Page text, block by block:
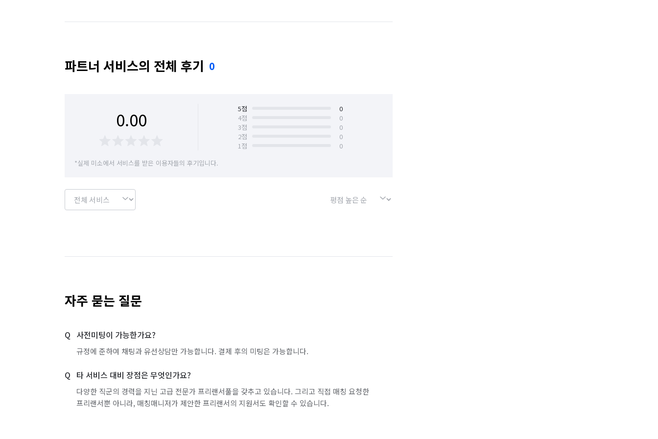
파트너 서비스의 전체 후기 0
0.00 5점
0
4점
0
3점
0
2점
0
1점
0
*실제 미소에서 서비스를 받은 이용자들의 후기입니다.
자주 묻는 질문
사전미팅이 가능한가요?
규정에 준하여 채팅과 유선상담만 가능합니다. 결제 후의 미팅은 가능합니다.
타 서비스 대비 장점은 무엇인가요?
다양한 직군의 경력을 지닌 고급 전문가 프리랜서풀을 갖추고 있습니다. 그리고 직접 매칭 요청한
프리랜서뿐 아니라, 매칭매니저가 제안한 프리랜서의 지원서도 확인할 수 있습니다.